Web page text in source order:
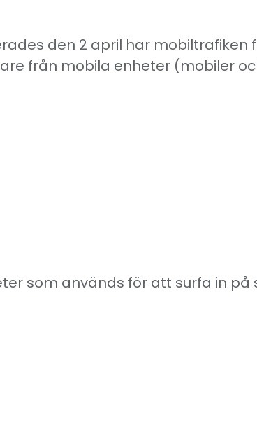
den 2 april har mobiltrafiken
från mobila enheter (mobiler
som används för att surfa in